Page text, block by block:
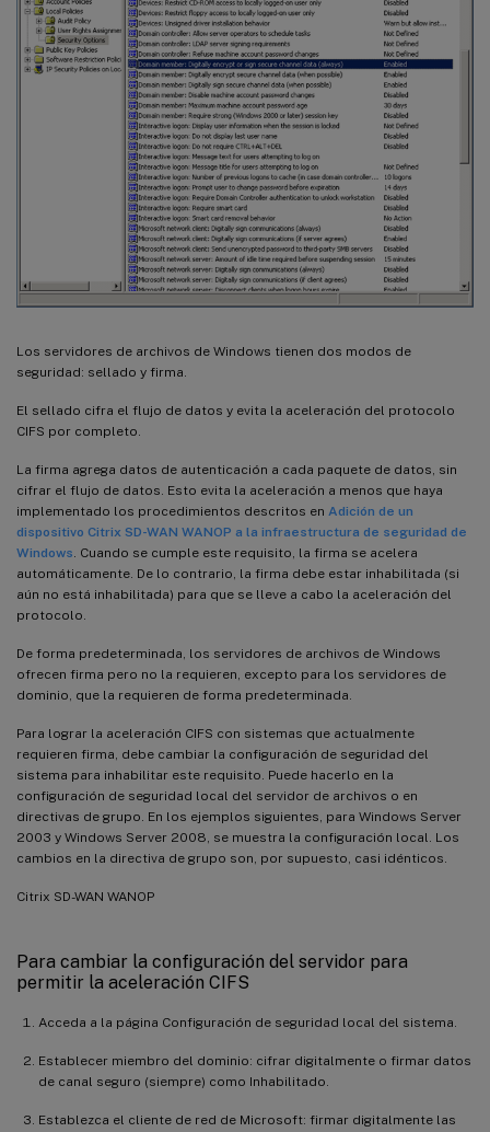
Los servidores de archivos de Windows tienen dos modos de
seguridad: sellado y firma.
El sellado cifra el flujo de datos y evita la aceleración del protocolo
CIFS por completo.
La firma agrega datos de autenticación a cada paquete de datos, sin
cifrar el flujo de datos. Esto evita la aceleración a menos que haya
implementado los procedimientos descritos en Adición de un
dispositivo Citrix SD-WAN WANOP a la infraestructura de seguridad de
Windows. Cuando se cumple este requisito, la firma se acelera
automáticamente. De lo contrario, la firma debe estar inhabilitada (si
aún no está inhabilitada) para que se lleve a cabo la aceleración del
protocolo.
De forma predeterminada, los servidores de archivos de Windows
ofrecen firma pero no la requieren, excepto para los servidores de
dominio, que la requieren de forma predeterminada.
Para lograr la aceleración CIFS con sistemas que actualmente
requieren firma, debe cambiar la configuración de seguridad del
sistema para inhabilitar este requisito. Puede hacerlo en la
configuración de seguridad local del servidor de archivos o en
directivas de grupo. En los ejemplos siguientes, para Windows Server
2003 y Windows Server 2008, se muestra la configuración local. Los
cambios en la directiva de grupo son, por supuesto, casi idénticos.
Citrix SD-WAN WANOP
Para cambiar la configuración del servidor para
permitir la aceleración CIFS
Acceda a la página Configuración de seguridad local del sistema.
Establecer miembro del dominio: cifrar digitalmente o firmar datos
de canal seguro (siempre) como Inhabilitado.
Establezca el cliente de red de Microsoft: firmar digitalmente las